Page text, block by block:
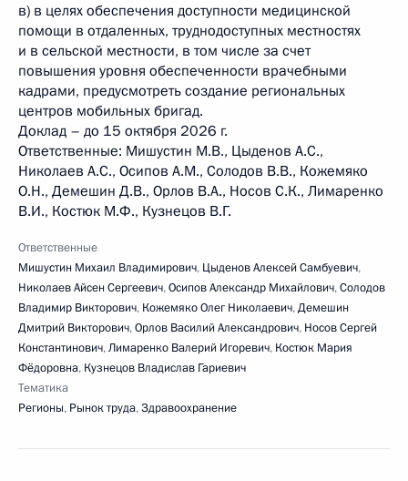
в) в целях обеспечения доступности медицинской
помощи в отдаленных, труднодоступных местностях
и в сельской местности, в том числе за счет
повышения уровня обеспеченности врачебными
кадрами, предусмотреть создание региональных
центров мобильных бригад.
Доклад – до 15 октября 2026 г.
Ответственные: Мишустин М.В., Цыденов А.С.,
Николаев А.С., Осипов А.М., Солодов В.В., Кожемяко
О.Н., Демешин Д.В., Орлов В.А., Носов С.К., Лимаренко
В.И., Костюк М.Ф., Кузнецов В.Г.
Ответственные
Мишустин Михаил Владимирович, Цыденов Алексей Самбуевич,
Николаев Айсен Сергеевич,Осипов Александр Михайлович,Солодов
Владимир Викторович, Кожемяко Олег Николаевич,Демешин
Дмитрий Викторович,Орлов Василий Александрович, Носов Сергей
Константинович,Лимаренко Валерий Игоревич, Костюк Мария
Фёдоровна, Кузнецов Владислав Гариевич
Тематика
Регионы, Рынок труда,Здравоохранение